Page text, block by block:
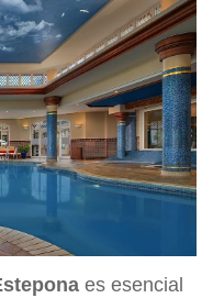
es esencial